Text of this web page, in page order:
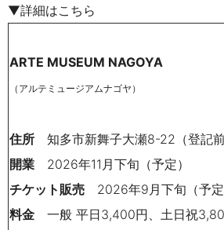
▼詳細はこちら
ARTE MUSEUM NAGOYA
（アルテミュージアムナゴヤ）
住所 知多市新舞子大瀬8-22（登記前
開業 2026年11月下旬（予定）
チケット販売 2026年9月下旬（予定
料金 一般 平日3,400円、土日祝